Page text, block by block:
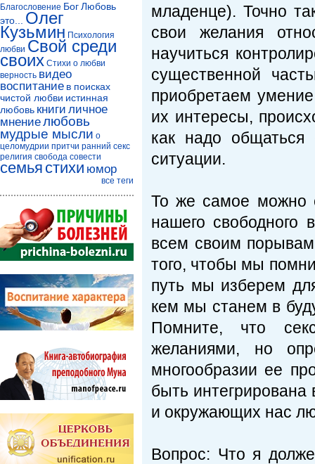
младенце). Точно
свои желания
научиться
существенной
приобретаем
их интересы,
как надо
ситуации.
То же самое можно
нашего
всем своим
того, чтобы мы
путь мы изберем
кем мы ста­нем в
Помните, что
желаниями, но
многообразии ее
быть
и окружающих нас
Вопрос: Что я
Благословение БогЛюбовь
это...
Олег
Кузьмин Психология
любви Свой среди
своих Стихи о любви
верность видео
воспитание в поисках
чистой любви истинная
любовь книги личное
мнениелюбовь
мудрые мысли о
целомудрии притчи ранний секс
религия свобода совести
семья стихи юмор
все теги